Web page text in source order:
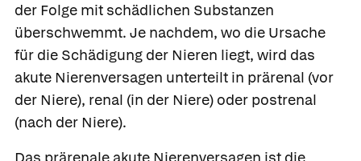
der Folge mit schädlichen Substanzen
überschwemmt. Je nachdem, wo die Ursache
für die Schädigung der Nieren liegt, wird das
akute Nierenversagen unterteilt in prärenal (vor
der Niere), renal (in der Niere) oder postrenal
(nach der Niere).